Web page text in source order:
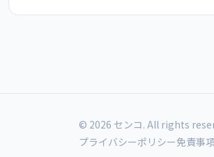
© 2026 センコ. All rights
プライバシーポリシー免責事